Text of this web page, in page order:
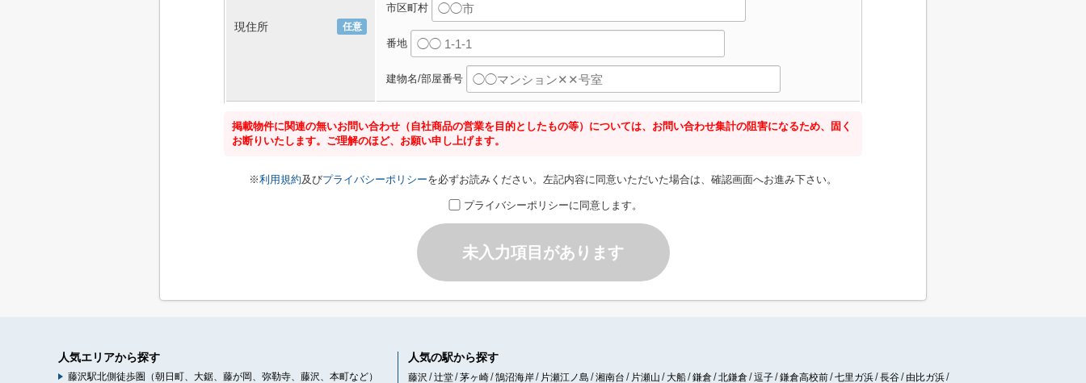
現住所 任意
市区町村
番地
建物名/部屋番号
掲載物件に関連の無いお問い合わせ（自社商品の営業を目的としたもの等）については、お問い合わせ集計の阻害になるため、固く
お断りいたします。ご理解のほど、お願い申し上げます。
※利用規約及びプライバシーポリシーを必ずお読みください。左記内容に同意いただいた場合は、確認画面へお進み下さい。
プライバシーポリシーに同意します。
未入力項目があります
人気エリアから探す
藤沢駅北側徒歩圏（朝日町、大鋸、藤が岡、弥勒寺、藤沢、本町など）
人気の駅から探す
藤沢 辻堂 茅ヶ崎 鵠沼海岸 片瀬江ノ島 湘南台 片瀬山 大船 鎌倉 北鎌倉 逗子 鎌倉高校前 七里ガ浜 長谷 由比ガ浜